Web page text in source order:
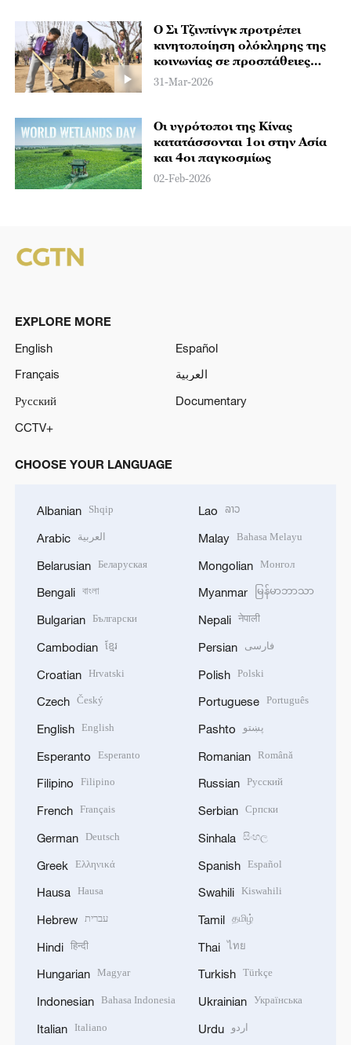
Ο Σι Τζινπίνγκ προτρέπει
κινητοποίηση ολόκληρης της
κοινωνίας σε προσπάθειες
δενδροφύτευσης
31-Mar-2026
Οι υγρότοποι της Κίνας
κατατάσσονται 1οι στην Ασία
και 4οι παγκοσμίως
02-Feb-2026
EXPLORE MORE
English
Español
Français
العربية
Русский
Documentary
CCTV+
CHOOSE YOUR LANGUAGE
Albanian Shqip
Arabic العربية
Belarusian Беларуская
Bengali বাংলা
Bulgarian Български
Cambodian ខ្មែរ
Croatian Hrvatski
Czech Český
English English
Esperanto Esperanto
Filipino Filipino
French Français
German Deutsch
Greek Ελληνικά
Hausa Hausa
Hebrew עברית
Hindi हिन्दी
Hungarian Magyar
Indonesian Bahasa Indonesia
Italian Italiano
Lao ລາວ
Malay Bahasa Melayu
Mongolian Монгол
Myanmar မြန်မာဘာသာ
Nepali नेपाली
Persian فارسی
Polish Polski
Portuguese Português
Pashto پښتو
Romanian Română
Russian Русский
Serbian Српски
Sinhala සිංහල
Spanish Español
Swahili Kiswahili
Tamil தமிழ்
Thai ไทย
Turkish Türkçe
Ukrainian Українська
Urdu اردو